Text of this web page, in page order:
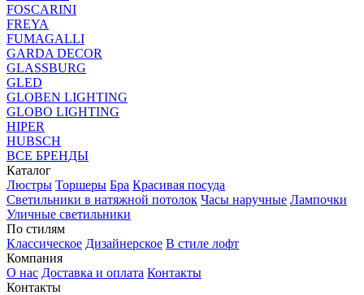
FOSCARINI
FREYA
FUMAGALLI
GARDA DECOR
GLASSBURG
GLED
GLOBEN LIGHTING
GLOBO LIGHTING
HIPER
HUBSCH
ВСЕ БРЕНДЫ
Каталог
Люстры Торшеры Бра Красивая посуда
Светильники в натяжной потолок Часы наручные Лампочки
Уличные светильники
По стилям
Классическое Дизайнерское В стиле лофт
Компания
О нас Доставка и оплата Контакты
Контакты